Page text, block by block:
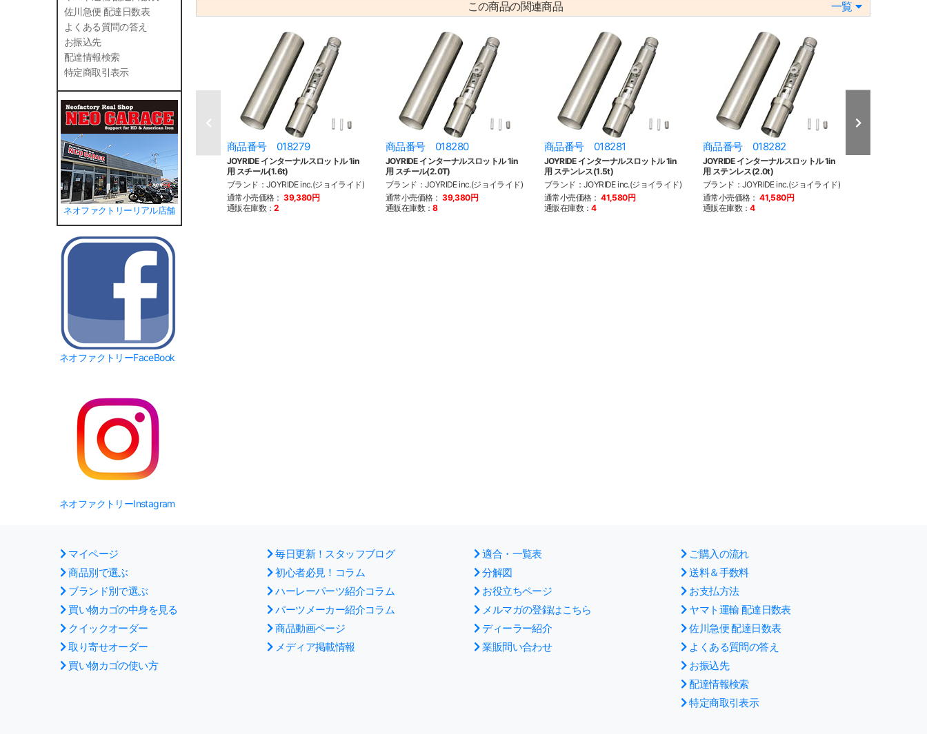
佐川急便 配達日数表
よくある質問の答え
お振込先
配達情報検索
特定商取引表示
ネオファクトリーリアル店舗
ネオファクトリーFaceBook
ネオファクトリーInstagram
この商品の関連商品 一覧
商品番号 018279
JOYRIDE インターナルスロットル 1in
用 スチール(1.6t)
ブランド：JOYRIDE inc.(ジョイライド)
通常小売価格： 39,380円
通販在庫数：2
商品番号 018280
JOYRIDE インターナルスロットル 1in
用 スチール(2.0T)
ブランド：JOYRIDE inc.(ジョイライド)
通常小売価格： 39,380円
通販在庫数：8
商品番号 018281
JOYRIDE インターナルスロットル 1in
用 ステンレス(1.5t)
ブランド：JOYRIDE inc.(ジョイライド)
通常小売価格： 41,580円
通販在庫数：4
商品番号 018282
JOYRIDE インターナルスロットル 1in
用 ステンレス(2.0t)
ブランド：JOYRIDE inc.(ジョイライド)
通常小売価格： 41,580円
通販在庫数：4
マイページ
商品別で選ぶ
ブランド別で選ぶ
買い物カゴの中身を見る
クイックオーダー
取り寄せオーダー
買い物カゴの使い方
毎日更新！スタッフブログ
初心者必見！コラム
ハーレーパーツ紹介コラム
パーツメーカー紹介コラム
商品動画ページ
メディア掲載情報
適合・一覧表
分解図
お役立ちページ
メルマガの登録はこちら
ディーラー紹介
業販問い合わせ
ご購入の流れ
送料＆手数料
お支払方法
ヤマト運輸 配達日数表
佐川急便 配達日数表
よくある質問の答え
お振込先
配達情報検索
特定商取引表示